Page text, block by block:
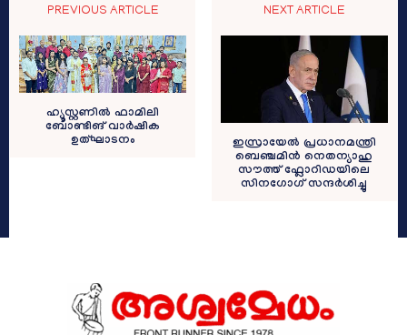
PREVIOUS ARTICLE
ഹ്യൂസ്റ്റണിൽ ഫാമിലി
ബോണ്ടിങ് വാർഷിക
ഉത്‌ഘാടനം
NEXT ARTICLE
ഇസ്രായേൽ പ്രധാനമന്ത്രി
ബെഞ്ചമിൻ നെതന്യാഹു
സൗത്ത് ഫ്ലോറിഡയിലെ
സിനഗോഗ് സന്ദർശിച്ചു